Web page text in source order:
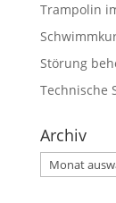
Trampolin
Störung
Technische
Archiv
Archiv